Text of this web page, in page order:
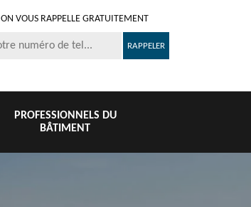
ON VOUS RAPPELLE GRATUITEMENT
PROFESSIONNELS DU
BÂTIMENT